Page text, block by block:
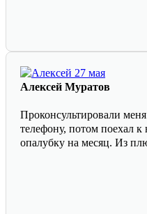
Алексей Муратов
Проконсультировали
телефону, потом поехал
опалубку на месяц. Из